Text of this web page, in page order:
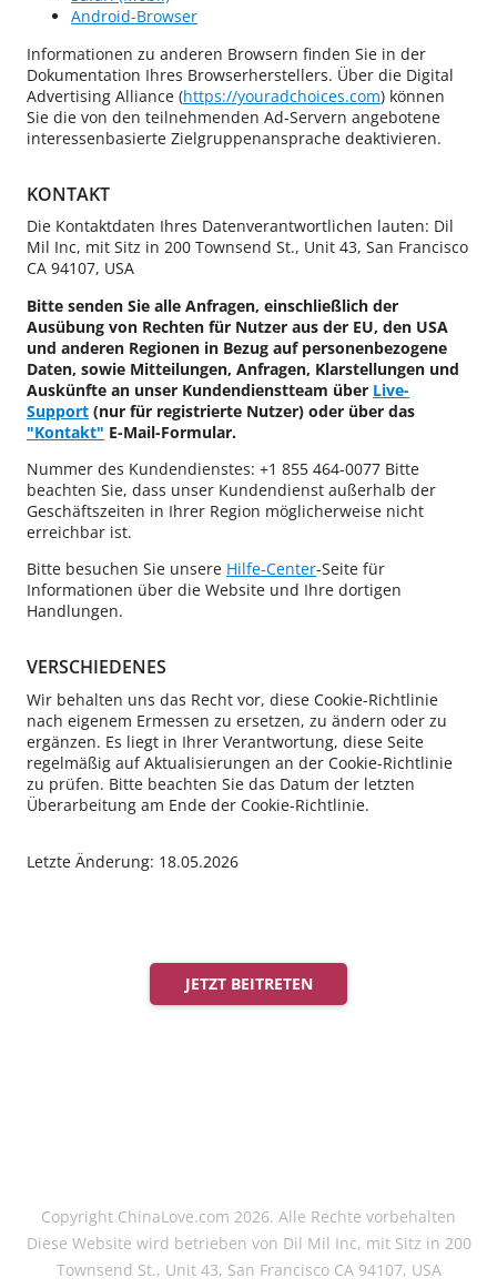
Android-Browser
Informationen zu anderen Browsern finden Sie in der
Dokumentation Ihres Browserherstellers. Über die Digital
Advertising Alliance (https://youradchoices.com) können
Sie die von den teilnehmenden Ad-Servern angebotene
interessenbasierte Zielgruppenansprache deaktivieren.
KONTAKT
Die Kontaktdaten Ihres Datenverantwortlichen lauten: Dil
Mil Inc, mit Sitz in 200 Townsend St., Unit 43, San Francisco
CA 94107, USA
Bitte senden Sie alle Anfragen, einschließlich der
Ausübung von Rechten für Nutzer aus der EU, den USA
und anderen Regionen in Bezug auf personenbezogene
Daten, sowie Mitteilungen, Anfragen, Klarstellungen und
Auskünfte an unser Kundendienstteam über Live-
Support (nur für registrierte Nutzer) oder über das
"Kontakt" E-Mail-Formular.
Nummer des Kundendienstes: +1 855 464-0077 Bitte
beachten Sie, dass unser Kundendienst außerhalb der
Geschäftszeiten in Ihrer Region möglicherweise nicht
erreichbar ist.
Bitte besuchen Sie unsere Hilfe-Center-Seite für
Informationen über die Website und Ihre dortigen
Handlungen.
VERSCHIEDENES
Wir behalten uns das Recht vor, diese Cookie-Richtlinie
nach eigenem Ermessen zu ersetzen, zu ändern oder zu
ergänzen. Es liegt in Ihrer Verantwortung, diese Seite
regelmäßig auf Aktualisierungen an der Cookie-Richtlinie
zu prüfen. Bitte beachten Sie das Datum der letzten
Überarbeitung am Ende der Cookie-Richtlinie.
Letzte Änderung: 18.05.2026
JETZT BEITRETEN
Copyright ChinaLove.com 2026. Alle Rechte vorbehalten
Diese Website wird betrieben von Dil Mil Inc, mit Sitz in 200
Townsend St., Unit 43, San Francisco CA 94107, USA